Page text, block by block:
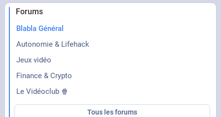
Forums
Blabla Général
Autonomie & Lifehack
Jeux vidéo
Finance & Crypto
Le Vidéoclub 🍿
Tous les forums